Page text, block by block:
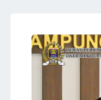
Humas DPRD
Komisi II